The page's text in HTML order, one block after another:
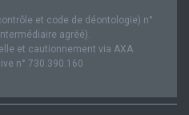
et code de déontologie) n°
agréé).
et cautionnement via AXA
n° 730.390.160